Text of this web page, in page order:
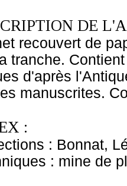
DE
recouvert de
tranche.
d'après
manuscrites.
:
: Bonnat,
: mine de